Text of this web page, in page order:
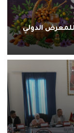
تستعد لاحتضان الدورة 12 للمعرض الدولي